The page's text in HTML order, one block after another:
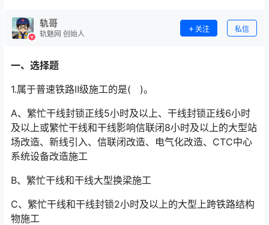
轨哥
轨魅网 创始人
关注 私信
一、选择题
1.属于普速铁路Ⅱ级施工的是( )。
A、繁忙干线封锁正线5小时及以上、干线封锁正线6小时
及以上或繁忙干线和干线影响信联闭8小时及以上的大型站
场改造、新线引入、信联闭改造、电气化改造、CTC中心
系统设备改造施工󠅅󠅃󠄵󠅂󠄪󠇖󠆨󠆨󠇕󠆞󠆒󠅬󠇘󠆭󠆘󠇙󠆝󠅵󠇗󠆭󠆁󠄐󠇗󠅹󠅸󠇖󠆍󠅳󠇖󠅹󠅰󠇖󠆌󠅹
B、繁忙干线和干线大型换梁施工
C、繁忙干线和干线封锁2小时及以上的大型上跨铁路结构
物施工